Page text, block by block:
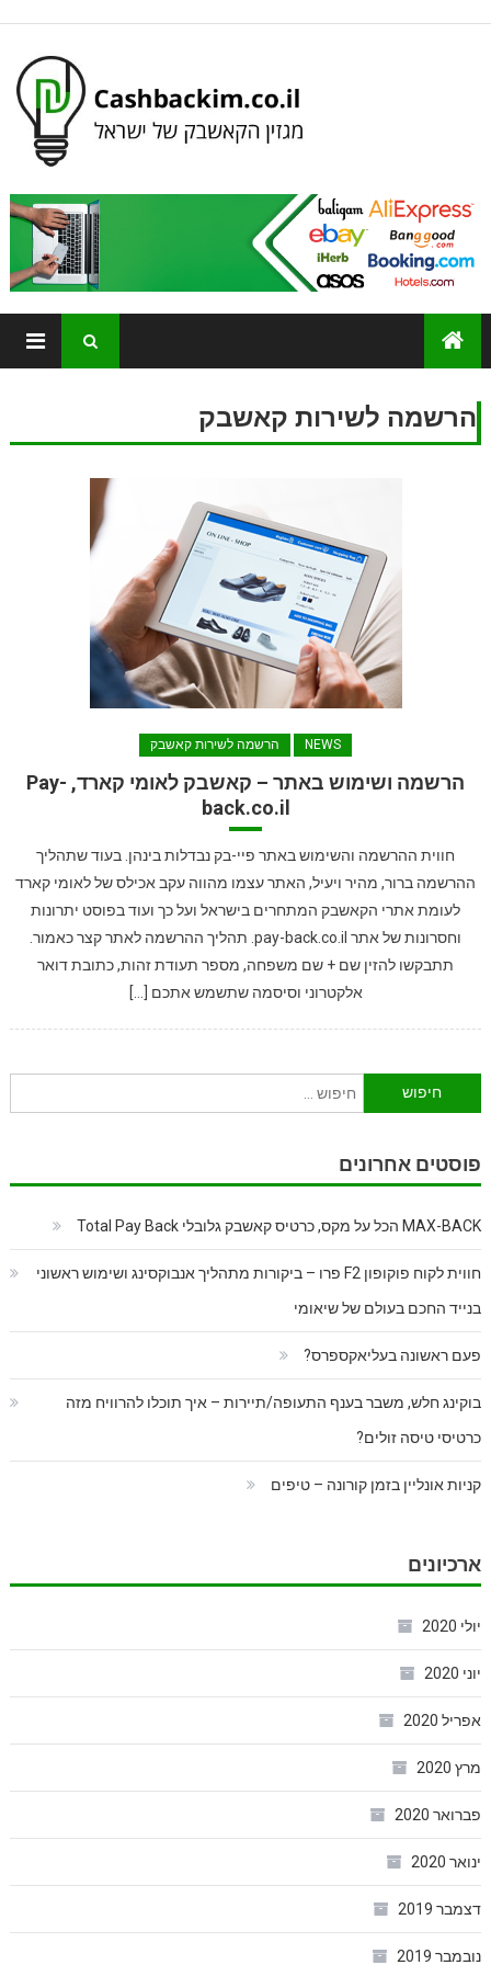
הרשמה לשירות קאשבק
NEWS הרשמה לשירות קאשבק
הרשמה ושימוש באתר – קאשבק לאומי קארד, Pay-
back.co.il
חווית ההרשמה והשימוש באתר פיי-בק נבדלות בינהן. בעוד שתהליך
ההרשמה ברור, מהיר ויעיל, האתר עצמו מהווה עקב אכילס של לאומי קארד
לעומת אתרי הקאשבק המתחרים בישראל ועל כך ועוד בפוסט יתרונות
וחסרונות של אתר pay-back.co.il. תהליך ההרשמה לאתר קצר כאמור.
תתבקשו להזין שם + שם משפחה, מספר תעודת זהות, כתובת דואר
אלקטרוני וסיסמה שתשמש אתכם […]
חיפוש:
פוסטים אחרונים
MAX-BACK הכל על מקס, כרטיס קאשבק גלובלי Total Pay Back
חווית לקוח פוקופון F2 פרו – ביקורות מתהליך אנבוקסינג ושימוש ראשוני
בנייד החכם בעולם של שיאומי
פעם ראשונה בעליאקספרס?
בוקינג חלש, משבר בענף התעופה/תיירות – איך תוכלו להרוויח מזה
כרטיסי טיסה זולים?
קניות אונליין בזמן קורונה – טיפים
ארכיונים
יולי 2020
יוני 2020
אפריל 2020
מרץ 2020
פברואר 2020
ינואר 2020
דצמבר 2019
נובמבר 2019